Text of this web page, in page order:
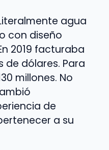
agua
con diseño
2019 facturaba
de dólares. Para
millones. No
de
a su